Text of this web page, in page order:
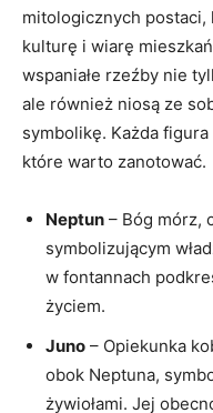
mitologicznych
kulturę i wiarę
wspaniałe rzeźby nie
ale również niosą ze
symbolikę. Każda
które warto zanotować.
Neptun – Bóg mórz,
symbolizującym
w fontannach
życiem.
Juno – Opiekunka
obok Neptuna,
żywiołami. Jej